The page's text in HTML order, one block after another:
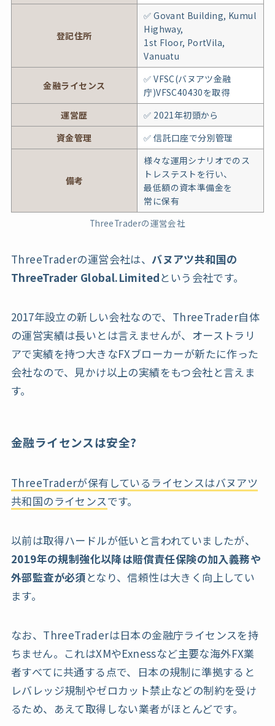
登記住所
✅ Govant Building, Kumul
Highway,
1st Floor, PortVila,
Vanuatu
金融ライセンス
✅ VFSC(バヌアツ金融
庁)VFSC40430を取得
運営歴
✅ 2021年初頭から
資金管理
✅ 信託口座で分別管理
備考
様々な運用シナリオでのス
トレステストを行い、
最低額の資本準備金を
常に保有
ThreeTraderの運営会社
ThreeTraderの運営会社は、バヌアツ共和国の
ThreeTrader Global.Limitedという会社です。
2017年設立の新しい会社なので、ThreeTrader自体
の運営実績は長いとは言えませんが、オーストラリ
アで実績を持つ大きなFXブローカーが新たに作った
会社なので、見かけ以上の実績をもつ会社と言えま
す。
金融ライセンスは安全?
ThreeTraderが保有しているライセンスはバヌアツ
共和国のライセンスです。
以前は取得ハードルが低いと言われていましたが、
2019年の規制強化以降は賠償責任保険の加入義務や
外部監査が必須となり、信頼性は大きく向上してい
ます。
なお、ThreeTraderは日本の金融庁ライセンスを持
ちません。これはXMやExnessなど主要な海外FX業
者すべてに共通する点で、日本の規制に準拠すると
レバレッジ規制やゼロカット禁止などの制約を受け
るため、あえて取得しない業者がほとんどです。